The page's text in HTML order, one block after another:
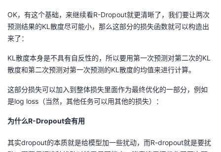
OK，有这个基础，来继续看R-Dropout就更清晰了，我们要让两次
预测结果的KL散度尽可能小，那么这部分的损失函数就可以构造出
来了：
KL散度本身是不具有自反性的，所以要用第一次预测对第二次的KL
散度和第二次预测对第一次预测的KL散度的均值来进行计算。
这部分损失可以加入到整体损失里面作为最终优化的一部分，例如
是log loss（当然，其他任务可以用其他的损失）：
为什么R-Dropout会有用
其实dropout的本质就是给模型加一些扰动，而R-dropout就是要扰